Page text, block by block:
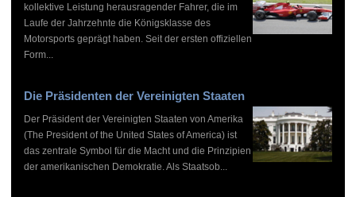
kollektive Leistung herausragender Fahrer, die im
Laufe der Jahrzehnte die Königsklasse des
Motorsports geprägt haben. Seit der ersten offiziellen
Form...
Die Präsidenten der Vereinigten Staaten
Der Präsident der Vereinigten Staaten von Amerika
(The President of the United States of America) ist
das zentrale Symbol für die Macht und die Prinzipien
der amerikanischen Demokratie. Als Staatsob...